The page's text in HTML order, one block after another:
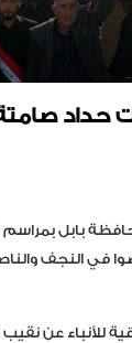
حداد
بابل بمراسم
في النجف
للأنباء عن